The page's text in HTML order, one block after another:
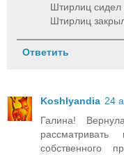
Штирлиц сидел
Штирлиц
Ответить
Koshlyandia 24
Галина!
собственного